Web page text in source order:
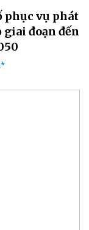
phục vụ phát
đoạn đến